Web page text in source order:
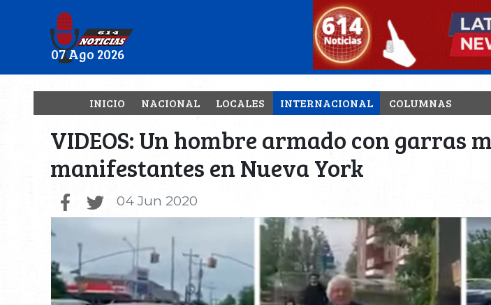
07 Ago 2026
INICIO NACIONAL LOCALES INTERNACIONAL COLUMNAS
VIDEOS: Un hombre armado con garras
manifestantes en Nueva York
04 Jun 2020